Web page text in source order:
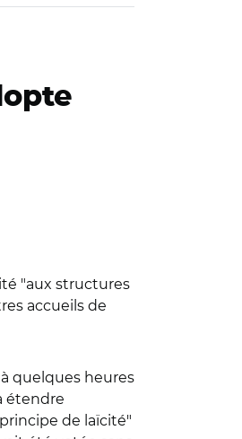
"aux structures
accueils de
quelques heures
étendre
de laïcité"